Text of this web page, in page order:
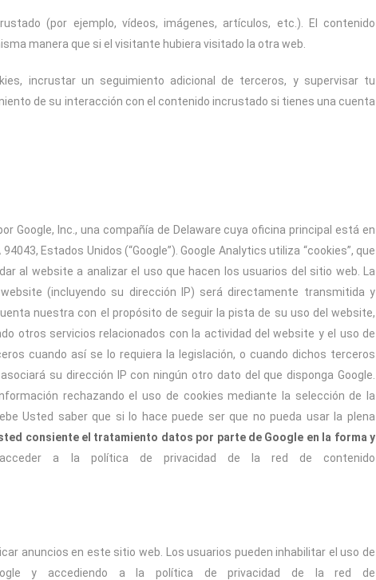
(por ejemplo, vídeos, imágenes, artículos, etc.). El contenido
manera que si el visitante hubiera visitado la otra web.
incrustar un seguimiento adicional de terceros, y supervisar tu
de su interacción con el contenido incrustado si tienes una cuenta
Google, Inc., una compañía de Delaware cuya oficina principal está en
Estados Unidos (“Google”). Google Analytics utiliza “cookies”, que
al website a analizar el uso que hacen los usuarios del sitio web. La
(incluyendo su dirección IP) será directamente transmitida y
nuestra con el propósito de seguir la pista de su uso del website,
otros servicios relacionados con la actividad del website y el uso de
cuando así se lo requiera la legislación, o cuando dichos terceros
su dirección IP con ningún otro dato del que disponga Google.
rechazando el uso de cookies mediante la selección de la
Usted saber que si lo hace puede ser que no pueda usar la plena
consiente el tratamiento datos por parte de Google en la forma y
acceder a la política de privacidad de la red de contenido
anuncios en este sitio web. Los usuarios pueden inhabilitar el uso de
y accediendo a la política de privacidad de la red de